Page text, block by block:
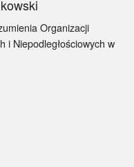
Organizacji
i Niepodległościowych w